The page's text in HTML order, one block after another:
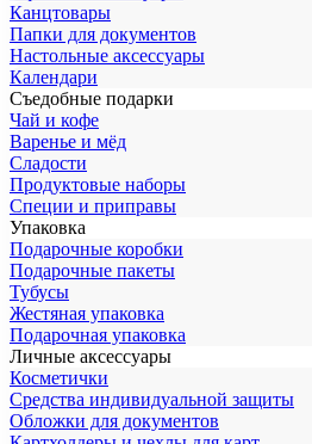
Канцтовары
Папки для документов
Настольные аксессуары
Календари
Съедобные подарки
Чай и кофе
Варенье и мёд
Сладости
Продуктовые наборы
Специи и приправы
Упаковка
Подарочные коробки
Подарочные пакеты
Тубусы
Жестяная упаковка
Подарочная упаковка
Личные аксессуары
Косметички
Средства индивидуальной защиты
Обложки для документов